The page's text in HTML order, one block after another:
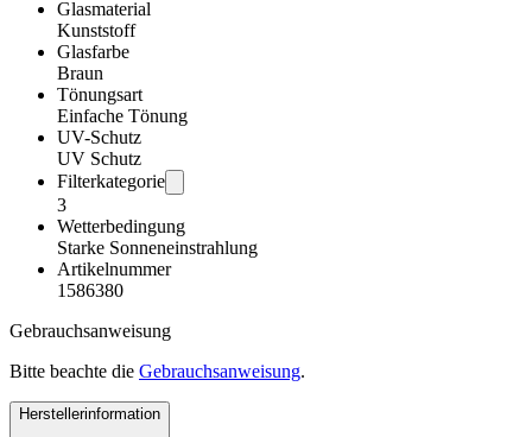
Glasmaterial
Kunststoff
Glasfarbe
Braun
Tönungsart
Einfache Tönung
UV-Schutz
UV Schutz
Filterkategorie
3
Wetterbedingung
Starke Sonneneinstrahlung
Artikelnummer
1586380
Gebrauchsanweisung
Bitte beachte die Gebrauchsanweisung.
Herstellerinformation